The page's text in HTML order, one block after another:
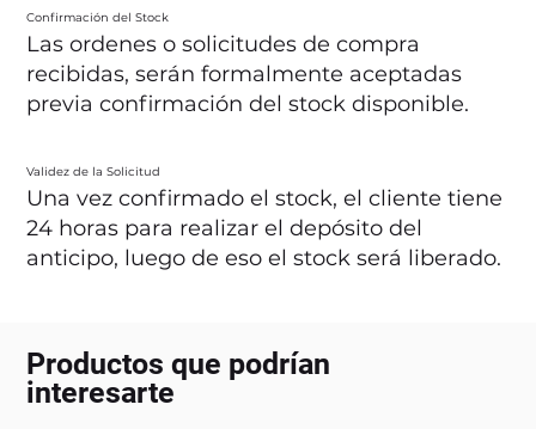
Confirmación del Stock
Las ordenes o solicitudes de compra
recibidas, serán formalmente aceptadas
previa confirmación del stock disponible.
Validez de la Solicitud
Una vez confirmado el stock, el cliente tiene
24 horas para realizar el depósito del
anticipo, luego de eso el stock será liberado.
Productos que podrían
interesarte